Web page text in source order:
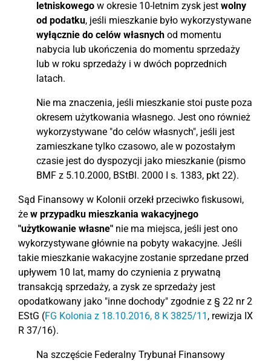
letniskowego w okresie 10-letnim zysk jest wolny
od podatku, jeśli mieszkanie było wykorzystywane
wyłącznie do celów własnych od momentu
nabycia lub ukończenia do momentu sprzedaży
lub w roku sprzedaży i w dwóch poprzednich
latach.
Nie ma znaczenia, jeśli mieszkanie stoi puste poza
okresem użytkowania własnego. Jest ono również
wykorzystywane "do celów własnych", jeśli jest
zamieszkane tylko czasowo, ale w pozostałym
czasie jest do dyspozycji jako mieszkanie (pismo
BMF z 5.10.2000, BStBl. 2000 I s. 1383, pkt 22).
Sąd Finansowy w Kolonii orzekł przeciwko fiskusowi,
że w przypadku mieszkania wakacyjnego
"użytkowanie własne" nie ma miejsca, jeśli jest ono
wykorzystywane głównie na pobyty wakacyjne. Jeśli
takie mieszkanie wakacyjne zostanie sprzedane przed
upływem 10 lat, mamy do czynienia z prywatną
transakcją sprzedaży, a zysk ze sprzedaży jest
opodatkowany jako "inne dochody" zgodnie z § 22 nr 2
EStG (FG Kolonia z 18.10.2016, 8 K 3825/11 , rewizja IX
R 37/16).
Na szczęście Federalny Trybunał Finansowy